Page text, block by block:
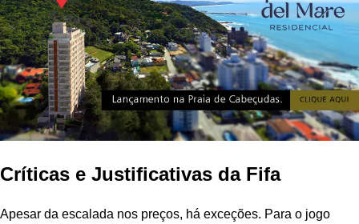
Críticas e Justificativas da Fifa
Apesar da escalada nos preços, há exceções. Para o jogo